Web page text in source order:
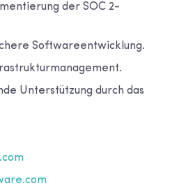
der SOC 2-
Softwareentwicklung.
Unterstützung durch das